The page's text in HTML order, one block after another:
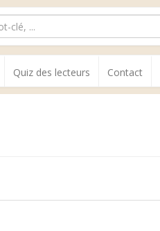
Quiz des lecteurs Contact